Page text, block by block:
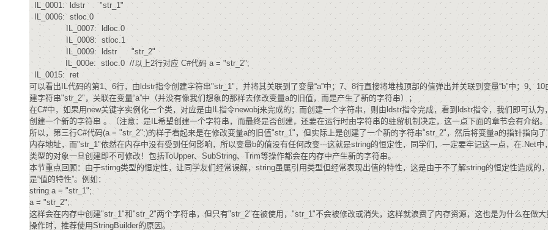
IL_0001: ldstr "str_1"
IL_0006: stloc.0
IL_0007: ldloc.0
IL_0008: stloc.1
IL_0009: ldstr "str_2"
IL_000e: stloc.0 //以上2行对应 C#代码 a = "str_2";
IL_0015: ret
可以看出IL代码的第1、6行，由ldstr指令创建字符串"str_1"，并将其关联到了变量“a”中；7、8行直接将堆栈顶部的值弹出并关联到变量“b”中；9、10
建字符串"str_2"，关联在变量“a”中（并没有像我们想象的那样去修改变量a的旧值，而是产生了新的字符串）；
在C#中，如果用new关键字实例化一个类，对应是由IL指令newobj来完成的；而创建一个字符串，则由ldstr指令完成，看到ldstr指令，我们即可认为
创建一个新的字符串 。（注意：是IL希望创建一个字符串，而最终是否创建，还要在运行时由字符串的驻留机制决定，这一点下面的章节会有介绍
所以，第三行C#代码(a = "str_2";)的样子看起来是在修改变量a的旧值"str_1"，但实际上是创建了一个新的字符串"str_2"，然后将变量a的指针指向
内存地址，而"str_1"依然在内存中没有受到任何影响，所以变量b的值没有任何改变---这就是string的恒定性，同学们，一定要牢记这一点，在.Net中
类型的对象一旦创建即不可修改！包括ToUpper、SubString、Trim等操作都会在内存中产生新的字符串。
本节重点回顾：由于stirng类型的恒定性，让同学友们经常误解，string虽属引用类型但经常表现出值的特性，这是由于不了解string的恒定性造成的
是“值的特性”。例如：
string a = "str_1";
a = "str_2";
这样会在内存中创建"str_1"和"str_2"两个字符串，但只有"str_2"在被使用，"str_1"不会被修改或消失，这样就浪费了内存资源，这也是为什么在做
操作时，推荐使用StringBuilder的原因。
大模型解决方案
快速部署 Dify，高效搭建 AI 应用
依托云原生高可用架构,实现Dify私有化部署
10 分钟在聊天系统中增加一个 AI 助手
在企业官网、通讯软件中为客户提供 AI 客服
10分钟微调：让0.6B模型媲美235B模
型
用1%尺寸在特定领域达到大模型90%以上效果
即刻拥有 DeepSeek-R1 满血版
多种方案随心选，轻松解锁专属 DeepSeek
多模态数据
超强辅助，
开发工具
迁移与运维管理
专有云